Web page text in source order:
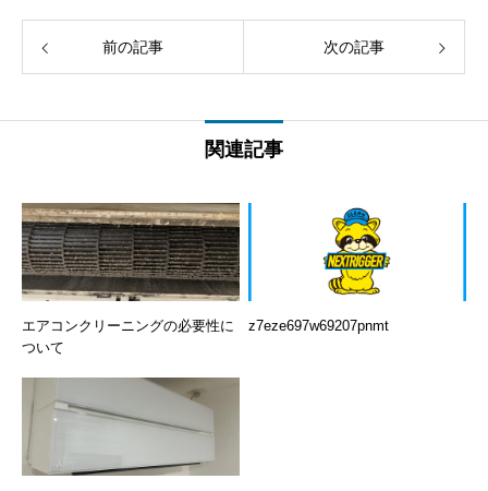
前の記事 次の記事
関連記事
エアコンクリーニングの必要性に
ついて
z7eze697w69207pnmt